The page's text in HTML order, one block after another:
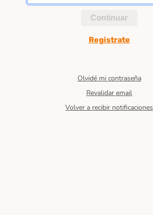
Continuar
Registrate
Olvidé mi contraseña
Revalidar email
Volver a recibir notificaciones